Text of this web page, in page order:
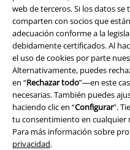
web de terceros. Si los datos se
comparten con socios que
adecuación conforme a la
debidamente certificados. Al
el uso de cookies por parte
Alternativamente, puedes
en “Rechazar todo”—en este
necesarias. También puedes
haciendo clic en “Configurar”.
tu consentimiento en cualquier
Para más información sobre
privacidad.
Ley protección de datos
Eliminación de residuos y
Declaración de Conformidad
Información sobre accesibilidad
Configuración Cookies